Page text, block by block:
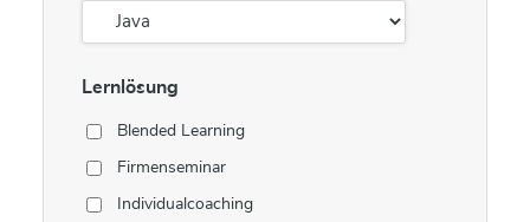
Lernlösung
Blended Learning
Firmenseminar
Individualcoaching